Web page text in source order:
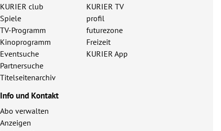
KURIER club
Spiele
TV-Programm
Kinoprogramm
Eventsuche
Partnersuche
Titelseitenarchiv
KURIER TV
profil
futurezone
Freizeit
KURIER App
Info und Kontakt
Abo verwalten
Anzeigen